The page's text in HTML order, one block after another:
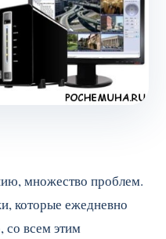
множество проблем.
которые ежедневно
со всем этим